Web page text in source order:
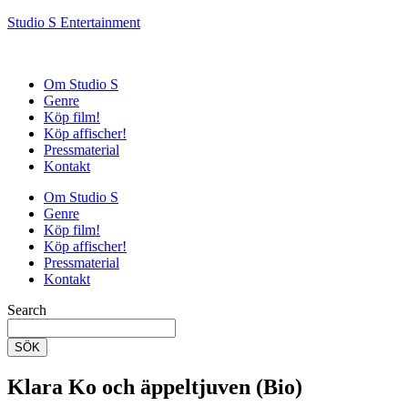
Studio S Entertainment
Om Studio S
Genre
Köp film!
Köp affischer!
Pressmaterial
Kontakt
Om Studio S
Genre
Köp film!
Köp affischer!
Pressmaterial
Kontakt
Search
SÖK
Klara Ko och äppeltjuven (Bio)